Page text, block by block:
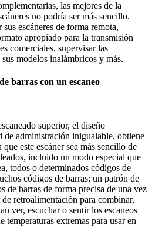
las mejores de la
no podría ser más sencillo.
escáneres de forma remota,
apropiado para la transmisión
comerciales, supervisar las
modelos inalámbricos y más.
barras con un escaneo
superior, el diseño
de administración inigualable, obtiene
este escáner sea más sencillo de
incluido un modo especial que
todos o determinados códigos de
códigos de barras; un patrón de
de barras de forma precisa de una vez
retroalimentación para combinar,
ver, escuchar o sentir los escaneos
temperaturas extremas para usar en